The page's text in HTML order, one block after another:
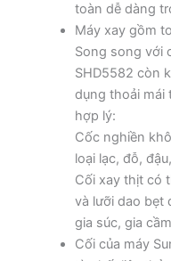
toàn dễ dàng
Máy xay gồm
Song song với
SHD5582 còn
dụng thoải mái
hợp lý:
Cốc nghiền
loại lạc, đỗ,
Cối xay thịt có
và lưỡi dao bẹt
gia súc, gia
Cối của máy